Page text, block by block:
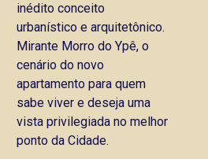
inédito conceito
urbanístico e arquitetônico.
Mirante Morro do Ypê, o
cenário do novo
apartamento para quem
sabe viver e deseja uma
vista privilegiada no melhor
ponto da Cidade.